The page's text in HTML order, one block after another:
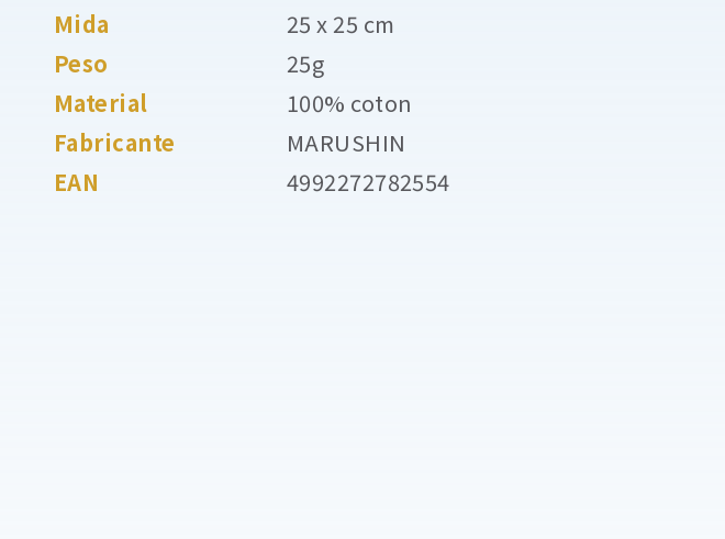
Mida
25 x 25 cm
Peso
25g
Material
100% coton
Fabricante
MARUSHIN
EAN
4992272782554